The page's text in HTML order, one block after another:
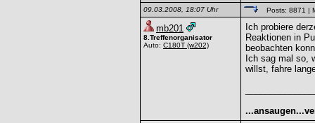
09.03.2008, 18:07 Uhr Posts: 8871 |
mb201
8.Treffenorganisator
Auto: C180T (w202)
Ich probiere
Reaktionen in
beobachten
Ich sag mal so,
willst, fahre